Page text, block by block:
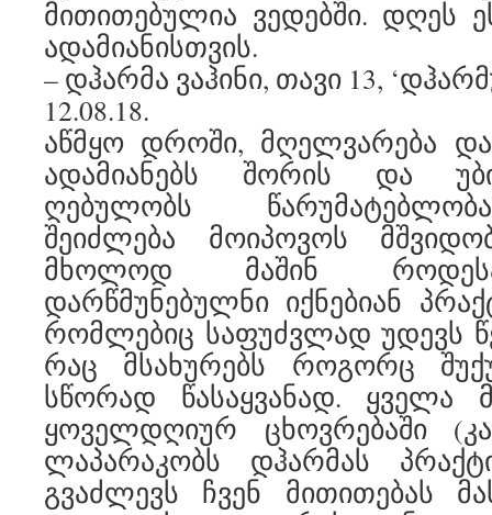
მითითებულია ვედებში. დღეს
ადამიანისთვის.
– დჰარმა ვაჰინი, თავი 13,
12.08.18.
აწმყო დროში, მღელვარება
ადამიანებს შორის და
ღებულობს
შეიძლება მოიპოვოს
მხოლოდ მაშინ
დარწმუნებულნი იქნებიან
რომლებიც საფუძვლად უდევს
რაც მსახურებს როგორც
სწორად წასაყვანად. ყველა
ყოველდღიურ ცხოვრებაში
ლაპარაკობს დჰარმას
გვაძლევს ჩვენ მითითებას